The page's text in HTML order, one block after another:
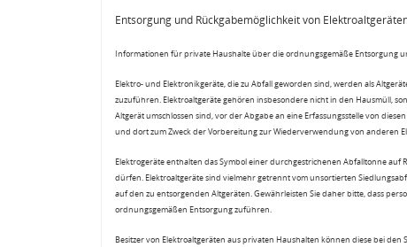
Entsorgung und Rückgabemöglichkeit von
Informationen für private Haushalte über die ordnungsgemäße Entsorgung
Elektro- und Elektronikgeräte, die zu Abfall geworden sind, werden als
zuzuführen. Elektroaltgeräte gehören insbesondere nicht in den Hausmüll,
Altgerät umschlossen sind, vor der Abgabe an eine Erfassungsstelle von
und dort zum Zweck der Vorbereitung zur Wiederverwendung von anderen
Elektrogeräte enthalten das Symbol einer durchgestrichenen Abfalltonne
dürfen. Elektroaltgeräte sind vielmehr getrennt vom unsortierten
auf den zu entsorgenden Altgeräten. Gewährleisten Sie daher bitte, dass
ordnungsgemäßen Entsorgung zuführen.
Besitzer von Elektroaltgeräten aus privaten Haushalten können diese bei